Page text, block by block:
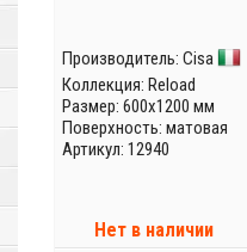
Производитель: Cisa
Коллекция: Reload
Размер: 600x1200 мм
Поверхность: матовая
Артикул: 12940
Нет в наличии